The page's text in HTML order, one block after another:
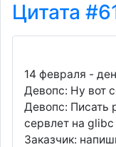
Цитата
14 февраля -
Девопс: Ну вот
Девопс: Писать
сервлет на glibc
Заказчик: